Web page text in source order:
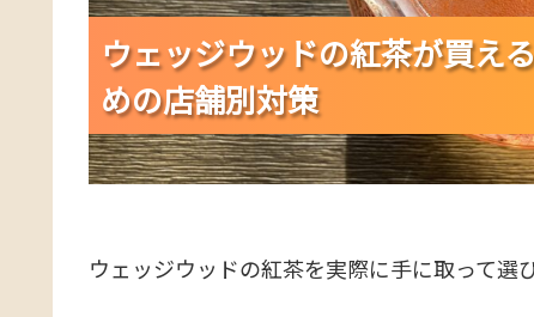
ウェッジウッドの紅茶が買え
めの店舗別対策
ウェッジウッドの紅茶が買え
めの店舗別対策
ウェッジウッドの紅茶が買え
めの店舗別対策
ウェッジウッドの紅茶を実際に手に取って選